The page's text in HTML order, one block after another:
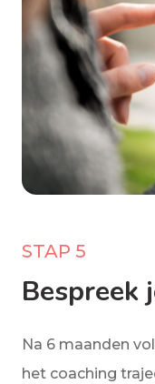
STAP 5
Bespreek
Na 6 maanden
het coaching